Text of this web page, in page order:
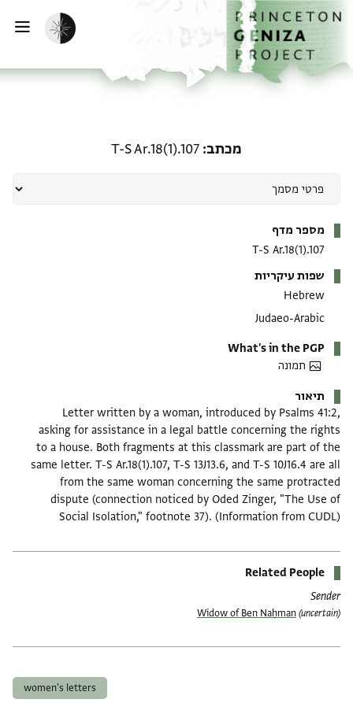
לתוכןהבית
הפעלת מצב כהה
מכתב T-S Ar.18(1).107
מספר מדף
T-S Ar.18(1).107
שפות עיקריות
Hebrew
Judaeo-Arabic
What's in the PGP
תמונה
תיאור
Letter written by a woman, introduced by Psalms 41:2,
asking for assistance in a legal battle concerning the rights
to a house. Both fragments at this classmark are part of the
same letter. T-S Ar.18(1).107, T-S 13J13.6, and T-S 10J16.4 are all
from the same woman concerning the same protracted
dispute (connection noticed by Oded Zinger, "The Use of
Social Isolation," footnote 37). (Information from CUDL)
Related People
Sender
Widow of Ben Naḥman (uncertain)
women's letters